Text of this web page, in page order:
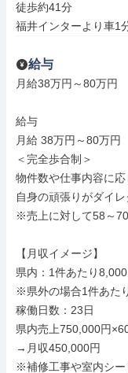
徒歩約41分
福井インターより車1
給与
月給38万円～80万円
給与
月給 38万円～80万円
＜完全歩合制＞
物件数や仕事内容に応
自身の頑張りがダイ
※売上に対して58～
【月収イメージ】
県内：1件あたり
※県外の場合1件あた
稼働日数：23日
県内売上750,000円
→月収450,000円
※補修工事や室内シー